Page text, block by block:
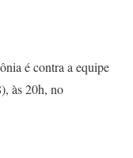
é contra a equipe
às 20h, no